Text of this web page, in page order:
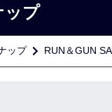
ップ
ップ RUN＆GUN